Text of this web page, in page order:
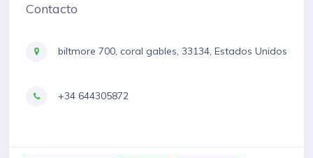
Contacto
biltmore 700, coral gables, 33134, Estados Unidos
+34 644305872